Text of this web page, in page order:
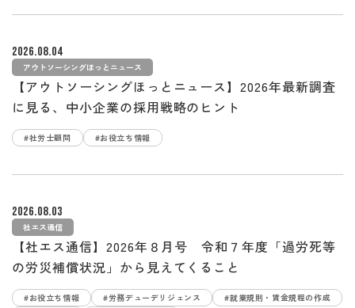
2026.08.04
アウトソーシングほっとニュース
【アウトソーシングほっとニュース】2026年最新調査
に見る、中小企業の採用戦略のヒント
#社労士顧問 #お役立ち情報
2026.08.03
社エス通信
【社エス通信】2026年８月号 令和７年度「過労死等
の労災補償状況」から見えてくること
#お役立ち情報 #労務デューデリジェンス
#就業規則・賃金規程の作成